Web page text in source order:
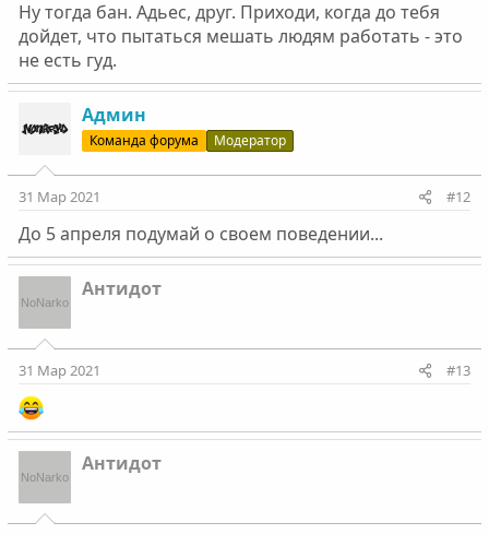
Ну тогда бан. Адьес, друг. Приходи, когда до тебя
дойдет, что пытаться мешать людям работать - это
не есть гуд.
Админ
Команда форума Модератор
31 Мар 2021 #12
До 5 апреля подумай о своем поведении...
Антидот
31 Мар 2021 #13
Антидот